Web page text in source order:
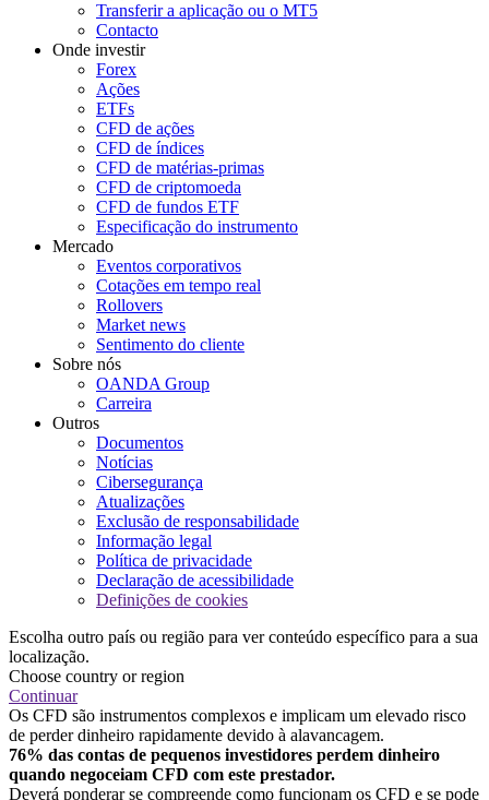
Transferir a aplicação ou o MT5
Contacto
Onde investir
Forex
Ações
ETFs
CFD de ações
CFD de índices
CFD de matérias-primas
CFD de criptomoeda
CFD de fundos ETF
Especificação do instrumento
Mercado
Eventos corporativos
Cotações em tempo real
Rollovers
Market news
Sentimento do cliente
Sobre nós
OANDA Group
Carreira
Outros
Documentos
Notícias
Cibersegurança
Atualizações
Exclusão de responsabilidade
Informação legal
Política de privacidade
Declaração de acessibilidade
Definições de cookies
Escolha outro país ou região para ver conteúdo específico para a sua
localização.
Choose country or region
Continuar
Os CFD são instrumentos complexos e implicam um elevado risco
de perder dinheiro rapidamente devido à alavancagem.
76% das contas de pequenos investidores perdem dinheiro
quando negoceiam CFD com este prestador.
Deverá ponderar se compreende como funcionam os CFD e se pode